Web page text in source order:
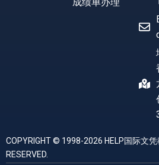
COPYRIGHT © 1998-2026 HELP国际文凭
RESERVED.